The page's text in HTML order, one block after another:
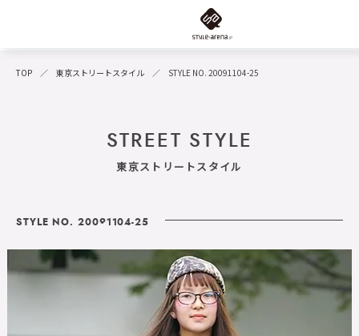
TOP 東京ストリートスタイル STYLE NO. 20091104-25
STREET STYLE
東京ストリートスタイル
STYLE NO. 20091104-25